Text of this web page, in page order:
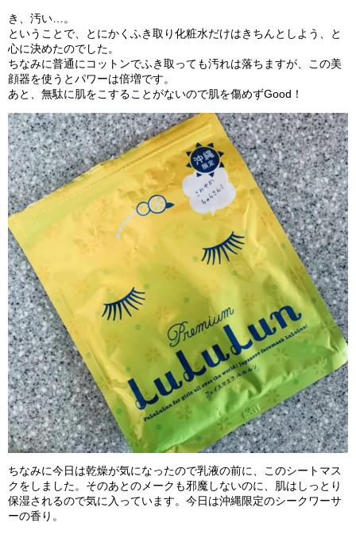
き、汚い…。
ということで、とにかくふき取り化粧水だけはきちんとしよう、と
心に決めたのでした。
ちなみに普通にコットンでふき取っても汚れは落ちますが、この美
顔器を使うとパワーは倍増です。
あと、無駄に肌をこすることがないので肌を傷めずGood！
ちなみに今日は乾燥が気になったので乳液の前に、このシートマス
クをしました。そのあとのメークも邪魔しないのに、肌はしっとり
保湿されるので気に入っています。今日は沖縄限定のシークワーサ
ーの香り。